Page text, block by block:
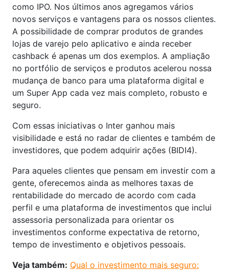
como IPO. Nos últimos anos agregamos vários
novos serviços e vantagens para os nossos clientes.
A possibilidade de comprar produtos de grandes
lojas de varejo pelo aplicativo e ainda receber
cashback é apenas um dos exemplos. A ampliação
no portfólio de serviços e produtos acelerou nossa
mudança de banco para uma plataforma digital e
um Super App cada vez mais completo, robusto e
seguro.
Com essas iniciativas o Inter ganhou mais
visibilidade e está no radar de clientes e também de
investidores, que podem adquirir ações (BIDI4).
Para aqueles clientes que pensam em investir com a
gente, oferecemos ainda as melhores taxas de
rentabilidade do mercado de acordo com cada
perfil e uma plataforma de investimentos que inclui
assessoria personalizada para orientar os
investimentos conforme expectativa de retorno,
tempo de investimento e objetivos pessoais.
Veja também: Qual o investimento mais seguro: